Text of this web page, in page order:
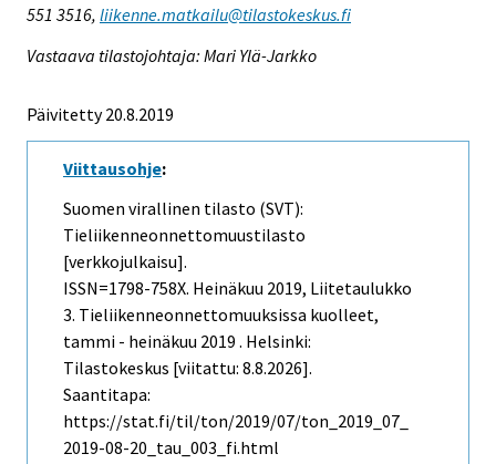
551 3516, liikenne.matkailu@tilastokeskus.fi
Vastaava tilastojohtaja: Mari Ylä-Jarkko
Päivitetty 20.8.2019
Viittausohje:
Suomen virallinen tilasto (SVT):
Tieliikenneonnettomuustilasto
[verkkojulkaisu].
ISSN=1798-758X. Heinäkuu 2019, Liitetaulukko
3. Tieliikenneonnettomuuksissa kuolleet,
tammi - heinäkuu 2019 . Helsinki:
Tilastokeskus [viitattu: 8.8.2026].
Saantitapa:
https://stat.fi/til/ton/2019/07/ton_2019_07_
2019-08-20_tau_003_fi.html